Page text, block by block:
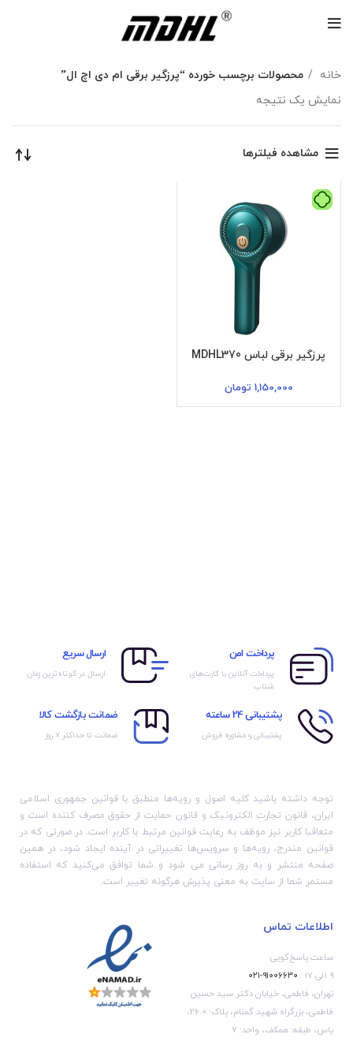
خانه
محصولات برچسب خورده “پرزگیر برقی ام دی اچ ال”
نمایش یک نتیجه
مشاهده فیلترها
پرزگیر برقی لباس MDHL370
1,150,000 تومان
پرداخت امن
پرداخت آنلاین با کارت‌های
شتاب
ارسال سریع
ارسال در کوتاه‌ترین زمان
پشتیبانی 24 ساعته
پشتیبانی و مشاوره فروش
ضمانت بازگشت کالا
ضمانت تا حداکثر ۷ روز
توجه داشته باشید کلیه اصول و رویه‏‌ها منطبق با قوانین جمهوری اسلامی
ایران، قانون تجارت الکترونیک و قانون حمایت از حقوق مصرف کننده است و
متعاقبا کاربر نیز موظف به رعایت قوانین مرتبط با کاربر است. در صورتی که در
قوانین مندرج، رویه‏‌ها و سرویس‏‌ها تغییراتی در آینده ایجاد شود، در همین
صفحه منتشر و به روز رسانی می شود و شما توافق می‏‌کنید که استفاده
مستمر شما از سایت به معنی پذیرش هرگونه تغییر است.
اطلاعات تماس
ساعت پاسخ‌گویی
۹ الی ۱۷ :
۹۱۰۰۶۶۳۰-۰۲۱
تهران، فاطمی، خیابان دکتر سید حسین
فاطمی، بزرگراه شهید گمنام، پلاک: 26.0،
یاس، طبقه: همکف، واحد: 7